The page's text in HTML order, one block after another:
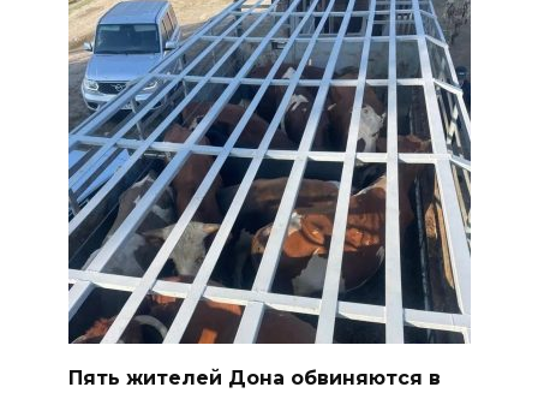
Пять жителей Дона обвиняются в